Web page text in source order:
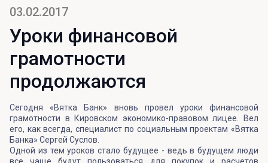
03.02.2017
Уроки финансовой
грамотности
продолжаются
Сегодня «Вятка Банк» вновь провел уроки финансовой
грамотности в Кировском экономико-правовом лицее. Вел
его, как всегда, специалист по социальным проектам «Вятка
Банка» Сергей Суслов.
Одной из тем уроков стало будущее - ведь в будущем люди